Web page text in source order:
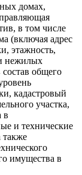
домах,
в том числе
(включая адрес
этажность,
нежилых
общего
кадастровый
участка,
в
и технические
также
имущества в